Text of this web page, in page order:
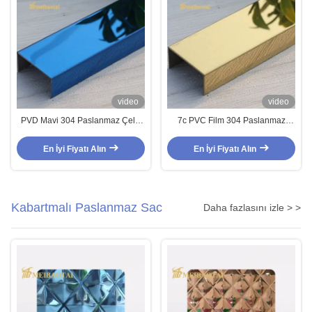
video
PVD Mavi 304 Paslanmaz Çelik
Dekorasyonu için 20 mm
En İyi Fiyatı Alın
video
7c PVC Film 304 Paslanmaz
Kenar Döşemesi (Mutfak Tezgahı
Kenarı ve Duvar Dekorasyonu
En İyi Fiyatı Alın
Kabartmalı Paslanmaz Sac Daha fazlasını izle > >